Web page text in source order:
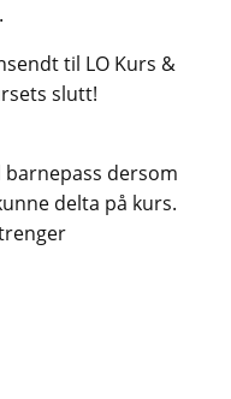
til LO Kurs &
slutt!
dersom
delta på kurs.